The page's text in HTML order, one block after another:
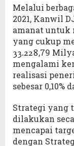
Melalui
2021, Kanwil
amanat untuk
yang cukup
33.228,79
mengalami
realisasi
sebesar
Strategi yang
dilakukan
mencapai
dengan